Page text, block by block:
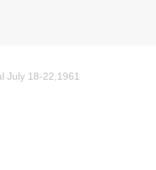
July 18-22,1961